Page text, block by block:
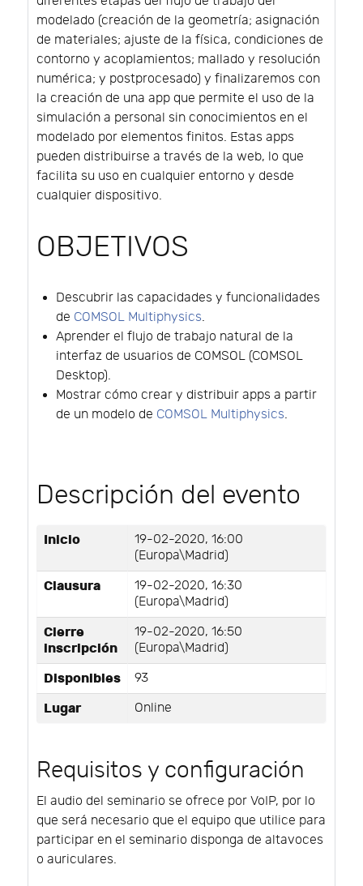
modelado (creación de la geometría; asignación
de materiales; ajuste de la física, condiciones de
contorno y acoplamientos; mallado y resolución
numérica; y postprocesado) y finalizaremos con
la creación de una app que permite el uso de la
simulación a personal sin conocimientos en el
modelado por elementos finitos. Estas apps
pueden distribuirse a través de la web, lo que
facilita su uso en cualquier entorno y desde
cualquier dispositivo.
OBJETIVOS
Descubrir las capacidades y funcionalidades
de COMSOL Multiphysics.
Aprender el flujo de trabajo natural de la
interfaz de usuarios de COMSOL (COMSOL
Desktop).
Mostrar cómo crear y distribuir apps a partir
de un modelo de COMSOL Multiphysics.
Descripción del evento
Inicio
19-02-2020, 16:00
(Europa\Madrid)
Clausura
19-02-2020, 16:30
(Europa\Madrid)
Cierre
inscripción
19-02-2020, 16:50
(Europa\Madrid)
Disponibles 93
Lugar Online
Requisitos y configuración
El audio del seminario se ofrece por VoIP, por lo
que será necesario que el equipo que utilice para
participar en el seminario disponga de altavoces
o auriculares.